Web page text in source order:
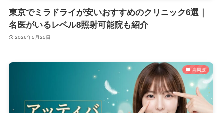
東京でミラドライが安いおすすめのクリニック6選｜
名医がいるレベル8照射可能院も紹介
2026年5月25日
高周波